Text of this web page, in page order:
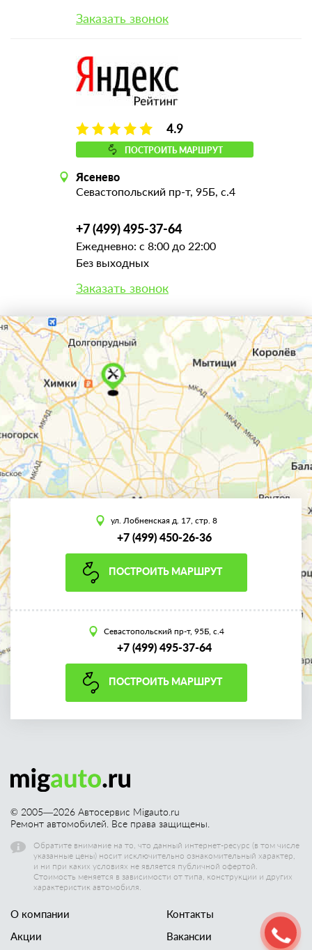
Заказать звонок
4.9
ПОСТРОИТЬ МАРШРУТ
Ясенево
Севастопольский пр-т, 95Б, с.4
+7 (499) 495-37-64
Ежедневно: с 8:00 до 22:00
Без выходных
Заказать звонок
ул. Лобненская д. 17, стр. 8
+7 (499) 450-26-36
ПОСТРОИТЬ МАРШРУТ
Севастопольский пр-т, 95Б, с.4
+7 (499) 495-37-64
ПОСТРОИТЬ МАРШРУТ
© 2005—2026 Автосервис Migauto.ru
Ремонт автомобилей. Все права защищены.
Обратите внимание на то, что данный интернет-ресурс (в том числе
указанные цены) носит исключительно ознакомительный характер,
и ни при каких условиях не является публичной офертой.
Стоимость меняется в зависимости от типа, конструкции и других
характеристик автомобиля.
О компании
Акции
Контакты
Вакансии